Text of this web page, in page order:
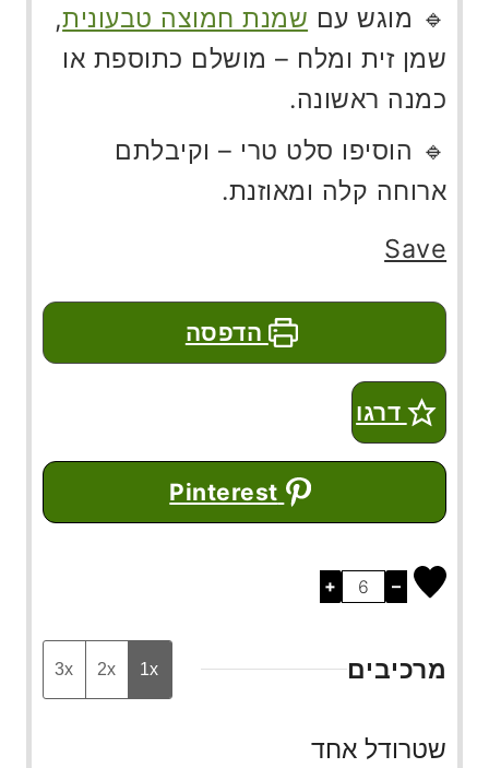
🔹 מוגש עם שמנת חמוצה טבעונית,
שמן זית ומלח – מושלם כתוספת או
כמנה ראשונה.
🔹 הוסיפו סלט טרי – וקיבלתם
ארוחה קלה ומאוזנת.
Save
הדפסה
דרגו
–
+
מרכיבים 1x
2x
3x
שטרודל אחד